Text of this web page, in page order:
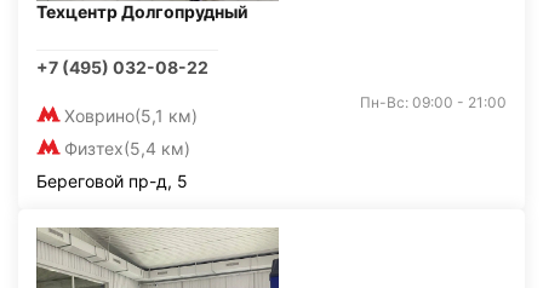
Техцентр Долгопрудный
+7 (495) 032-08-22
Ховрино(5,1 км)
Физтех(5,4 км)
Пн-Вс: 09:00 - 21:00
Береговой пр-д, 5